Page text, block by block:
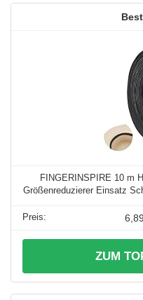
FINGERINSPIRE 10 m
Größenreduzierer Einsatz
ZUM